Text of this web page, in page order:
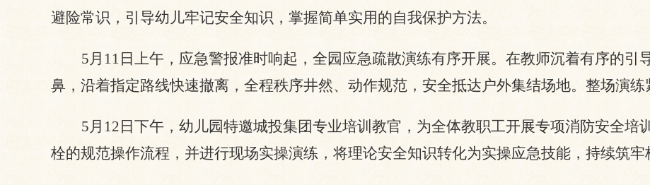
避险常识，引导幼儿牢记安全知识，掌握简单实用的自我保护方法。
5月11日上午，应急警报准时响起，全园应急疏散演练有序开展。在教师沉着有序的引
鼻，沿着指定路线快速撤离，全程秩序井然、动作规范，安全抵达户外集结场地。整场演练
5月12日下午，幼儿园特邀城投集团专业培训教官，为全体教职工开展专项消防安全培
栓的规范操作流程，并进行现场实操演练，将理论安全知识转化为实操应急技能，持续筑牢